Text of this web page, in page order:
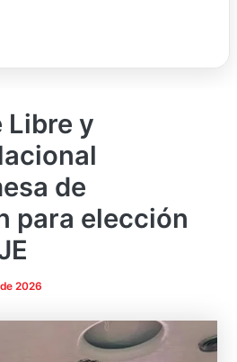
Libre y
de
para elección
2026